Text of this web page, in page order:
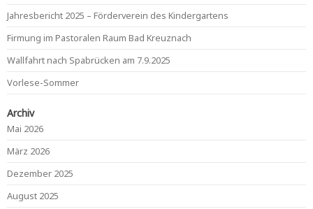
Jahresbericht 2025 – Förderverein des Kindergartens
Firmung im Pastoralen Raum Bad Kreuznach
Wallfahrt nach Spabrücken am 7.9.2025
Vorlese-Sommer
Archiv
Mai 2026
März 2026
Dezember 2025
August 2025